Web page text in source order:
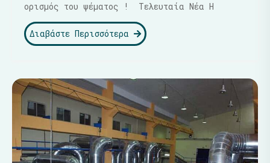
ορισμός του ψέματος ! Τελευταία Νέα Η
Διαβάστε Περισσότερα